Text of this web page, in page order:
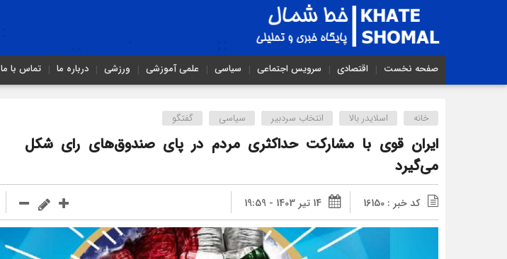
صفحه نخست اقتصادی سرویس اجتماعی سیاسی علمی آموزشی ورزشی درباره ما تماس با ما
خانه اسلایدر بالا انتخاب سردبیر سیاسی گفتگو
ایران قوی با مشارکت حداکثری مردم در پای صندوق‌های رای شکل
می‌گیرد
کد خبر : 16150 14 تیر 1403 - 19:59